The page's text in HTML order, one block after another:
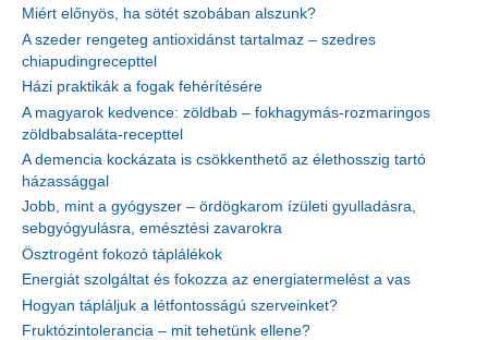
Miért előnyös, ha sötét szobában alszunk?
A szeder rengeteg antioxidánst tartalmaz – szedres
chiapudingrecepttel
Házi praktikák a fogak fehérítésére
A magyarok kedvence: zöldbab – fokhagymás-rozmaringos
zöldbabsaláta-recepttel
A demencia kockázata is csökkenthető az élethosszig tartó
házassággal
Jobb, mint a gyógyszer – ördögkarom ízületi gyulladásra,
sebgyógyulásra, emésztési zavarokra
Ösztrogént fokozó táplálékok
Energiát szolgáltat és fokozza az energiatermelést a vas
Hogyan tápláljuk a létfontosságú szerveinket?
Fruktózintolerancia – mit tehetünk ellene?